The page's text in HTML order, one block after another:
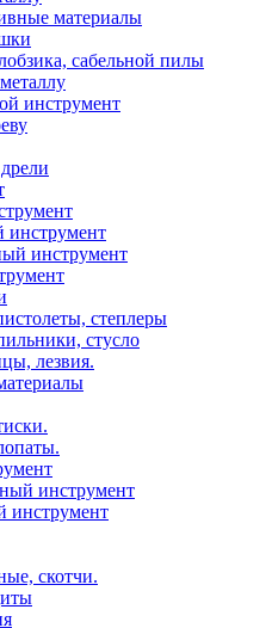
материалы
сабельной пилы
инструмент
инструмент
инструмент
степлеры
стусло
лезвия.
инструмент
инструмент
скотчи.